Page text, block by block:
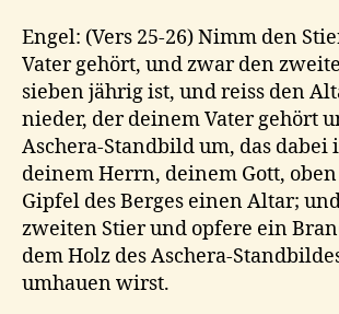
Engel: (Vers 25-26) Nimm den
Vater gehört, und zwar den
sieben jährig ist, und reiss den
nieder, der deinem Vater gehört
Aschera-Standbild um, das dabei
deinem Herrn, deinem Gott,
Gipfel des Berges einen Altar;
zweiten Stier und opfere ein
dem Holz des Aschera-
umhauen wirst.